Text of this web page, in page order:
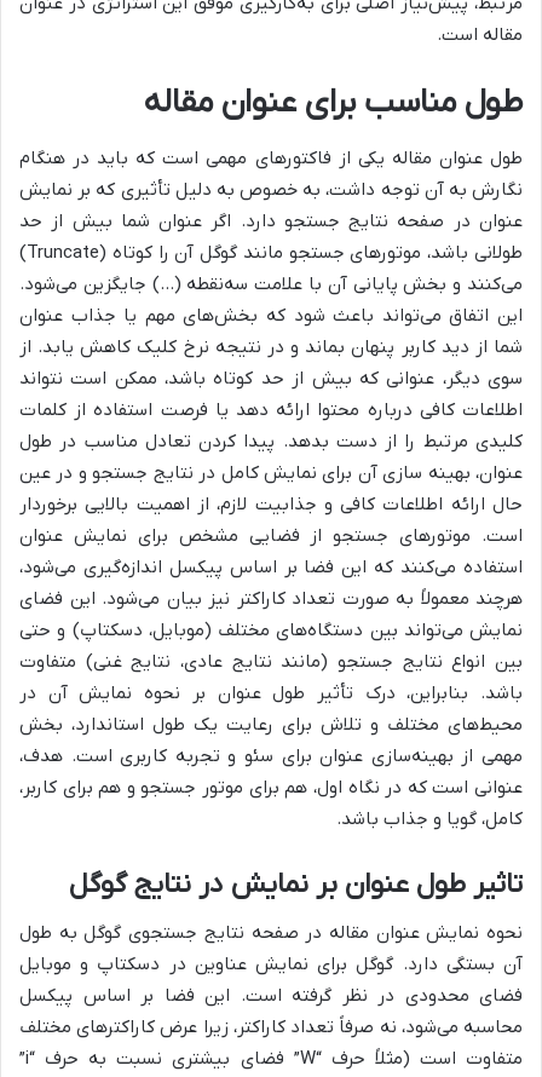
مقاله است.
طول مناسب برای عنوان مقاله
طول عنوان مقاله یکی از فاکتورهای مهمی است که باید در هنگام
نگارش به آن توجه داشت، به خصوص به دلیل تأثیری که بر نمایش
عنوان در صفحه نتایج جستجو دارد. اگر عنوان شما بیش از حد
طولانی باشد، موتورهای جستجو مانند گوگل آن را کوتاه (Truncate)
می‌کنند و بخش پایانی آن با علامت سه‌نقطه (…) جایگزین می‌شود.
این اتفاق می‌تواند باعث شود که بخش‌های مهم یا جذاب عنوان
شما از دید کاربر پنهان بماند و در نتیجه نرخ کلیک کاهش یابد. از
سوی دیگر، عنوانی که بیش از حد کوتاه باشد، ممکن است نتواند
اطلاعات کافی درباره محتوا ارائه دهد یا فرصت استفاده از کلمات
کلیدی مرتبط را از دست بدهد. پیدا کردن تعادل مناسب در طول
عنوان، بهینه سازی آن برای نمایش کامل در نتایج جستجو و در عین
حال ارائه اطلاعات کافی و جذابیت لازم، از اهمیت بالایی برخوردار
است. موتورهای جستجو از فضایی مشخص برای نمایش عنوان
استفاده می‌کنند که این فضا بر اساس پیکسل اندازه‌گیری می‌شود،
هرچند معمولاً به صورت تعداد کاراکتر نیز بیان می‌شود. این فضای
نمایش می‌تواند بین دستگاه‌های مختلف (موبایل، دسکتاپ) و حتی
بین انواع نتایج جستجو (مانند نتایج عادی، نتایج غنی) متفاوت
باشد. بنابراین، درک تأثیر طول عنوان بر نحوه نمایش آن در
محیط‌های مختلف و تلاش برای رعایت یک طول استاندارد، بخش
مهمی از بهینه‌سازی عنوان برای سئو و تجربه کاربری است. هدف،
عنوانی است که در نگاه اول، هم برای موتور جستجو و هم برای کاربر،
کامل، گویا و جذاب باشد.
تاثیر طول عنوان بر نمایش در نتایج گوگل
نحوه نمایش عنوان مقاله در صفحه نتایج جستجوی گوگل به طول
آن بستگی دارد. گوگل برای نمایش عناوین در دسکتاپ و موبایل
فضای محدودی در نظر گرفته است. این فضا بر اساس پیکسل
محاسبه می‌شود، نه صرفاً تعداد کاراکتر، زیرا عرض کاراکترهای مختلف
متفاوت است (مثلاً حرف “W” فضای بیشتری نسبت به حرف “i”